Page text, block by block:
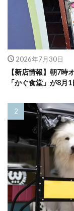
2026年7月30日
【新店情報】朝7時
「かぐ食堂」が8